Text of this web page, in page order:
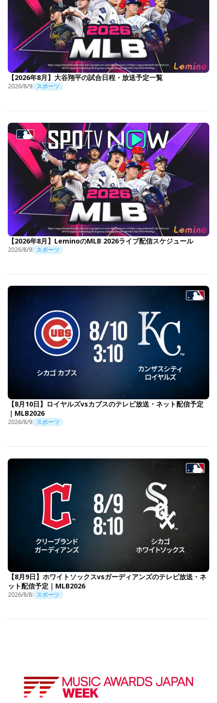
【2026年8月】大谷翔平の試合日程・放送予定一覧
2026/8/9 スポーツ
【2026年8月】LeminoのMLB 2026ライブ配信スケジュール
2026/8/9 スポーツ
【8月10日】ロイヤルズvsカブスのテレビ放送・ネット配信予定
｜MLB2026
2026/8/9 スポーツ
【8月9日】ホワイトソックスvsガーディアンズのテレビ放送・ネ
ット配信予定｜MLB2026
2026/8/8 スポーツ